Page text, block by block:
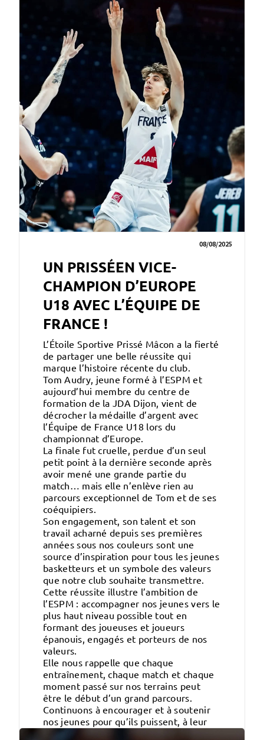
08/08/2025
UN PRISSÉEN VICE-
CHAMPION D’EUROPE
U18 AVEC L’ÉQUIPE DE
FRANCE !
L’Étoile Sportive Prissé Mâcon a la fierté
de partager une belle réussite qui
marque l’histoire récente du club.
Tom Audry, jeune formé à l’ESPM et
aujourd’hui membre du centre de
formation de la JDA Dijon, vient de
décrocher la médaille d’argent avec
l’Équipe de France U18 lors du
championnat d’Europe.
La finale fut cruelle, perdue d’un seul
petit point à la dernière seconde après
avoir mené une grande partie du
match… mais elle n’enlève rien au
parcours exceptionnel de Tom et de ses
coéquipiers.
Son engagement, son talent et son
travail acharné depuis ses premières
années sous nos couleurs sont une
source d’inspiration pour tous les jeunes
basketteurs et un symbole des valeurs
que notre club souhaite transmettre.
Cette réussite illustre l’ambition de
l’ESPM : accompagner nos jeunes vers le
plus haut niveau possible tout en
formant des joueuses et joueurs
épanouis, engagés et porteurs de nos
valeurs.
Elle nous rappelle que chaque
entraînement, chaque match et chaque
moment passé sur nos terrains peut
être le début d’un grand parcours.
Continuons à encourager et à soutenir
nos jeunes pour qu’ils puissent, à leur
tour, briller au plus haut niveau.